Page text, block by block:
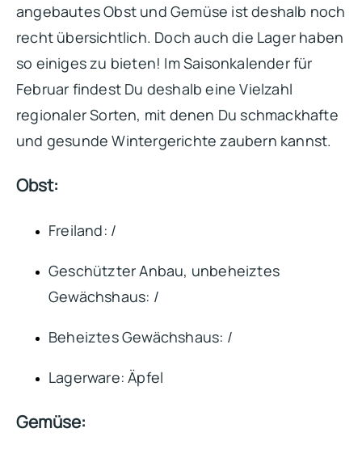
angebautes Obst und Gemüse ist deshalb noch
recht übersichtlich. Doch auch die Lager haben
so einiges zu bieten! Im Saisonkalender für
Februar findest Du deshalb eine Vielzahl
regionaler Sorten, mit denen Du schmackhafte
und gesunde Wintergerichte zaubern kannst.
Obst:
Freiland: /
Geschützter Anbau, unbeheiztes
Gewächshaus: /
Beheiztes Gewächshaus: /
Lagerware: Äpfel
Gemüse: